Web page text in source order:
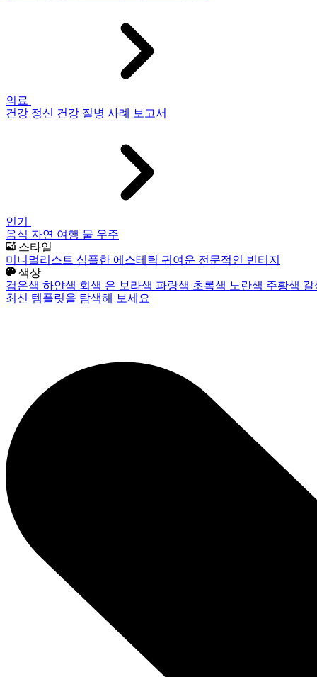
의료
건강 정신 건강 질병 사례 보고서
인기
음식 자연 여행 물 우주
스타일
미니멀리스트 심플한 에스테틱 귀여운 전문적인 빈티지
색상
검은색 하얀색 회색 은 보라색 파랑색 초록색 노란색 주황색
최신 템플릿을 탐색해 보세요